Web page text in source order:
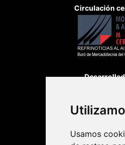
Usamos
Circulación